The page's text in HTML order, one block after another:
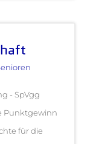
- SpVgg
Punktgewinn
für die